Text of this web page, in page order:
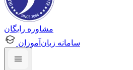
مشاوره رایگان
سامانه زبان‌آموزان